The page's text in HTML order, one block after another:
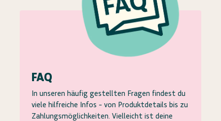
FAQ
In unseren häufig gestellten Fragen findest du
viele hilfreiche Infos - von Produktdetails bis zu
Zahlungsmöglichkeiten. Vielleicht ist deine